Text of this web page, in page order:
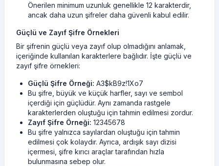
Önerilen minimum uzunluk genellikle 12 karakterdir,
ancak daha uzun şifreler daha güvenli kabul edilir.
Güçlü ve Zayıf Şifre Örnekleri
Bir şifrenin güçlü veya zayıf olup olmadığını anlamak,
içeriğinde kullanılan karakterlere bağlıdır. İşte güçlü ve
zayıf şifre örnekleri:
Güçlü Şifre Örneği: A3$kB9z!1Xo7
Bu şifre, büyük ve küçük harfler, sayı ve sembol
içerdiği için güçlüdür. Aynı zamanda rastgele
karakterlerden oluştuğu için tahmin edilmesi zordur.
Zayıf Şifre Örneği: 12345678
Bu şifre yalnızca sayılardan oluştuğu için tahmin
edilmesi çok kolaydır. Ayrıca, ardışık sayı dizisi
içermesi, şifre kırıcı araçlar tarafından hızla
bulunmasına sebep olur.